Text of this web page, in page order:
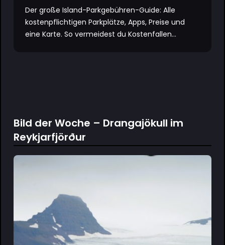
Der große Island-Parkgebühren-Guide: Alle
kostenpflichtigen Parkplätze, Apps, Preise und
eine Karte. So vermeidest du Kostenfallen...
Bild der Woche – Drangajökull im
Reykjarfjörður